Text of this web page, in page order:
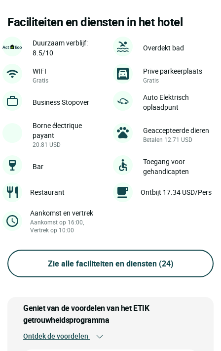
Faciliteiten en diensten in het hotel
Duurzaam verblijf:
8.5/10
Overdekt bad
WIFI
Gratis
Prive parkeerplaats
Gratis
Business Stopover
Auto Elektrisch
oplaadpunt
Borne électrique
payant
20.81 USD
Geaccepteerde dieren
Betalen 12.71 USD
Bar
Toegang voor
gehandicapten
Restaurant Ontbijt 17.34 USD/Pers
Aankomst en vertrek
Aankomst op 16:00,
Vertrek op 10:00
Zie alle faciliteiten en diensten (24)
Geniet van de voordelen van het ETIK
getrouwheidsprogramma
Ontdek de voordelen